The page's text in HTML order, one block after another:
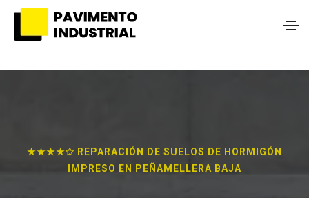
★★★★✩ REPARACIÓN DE SUELOS DE HORMIGÓN
IMPRESO EN PEÑAMELLERA BAJA